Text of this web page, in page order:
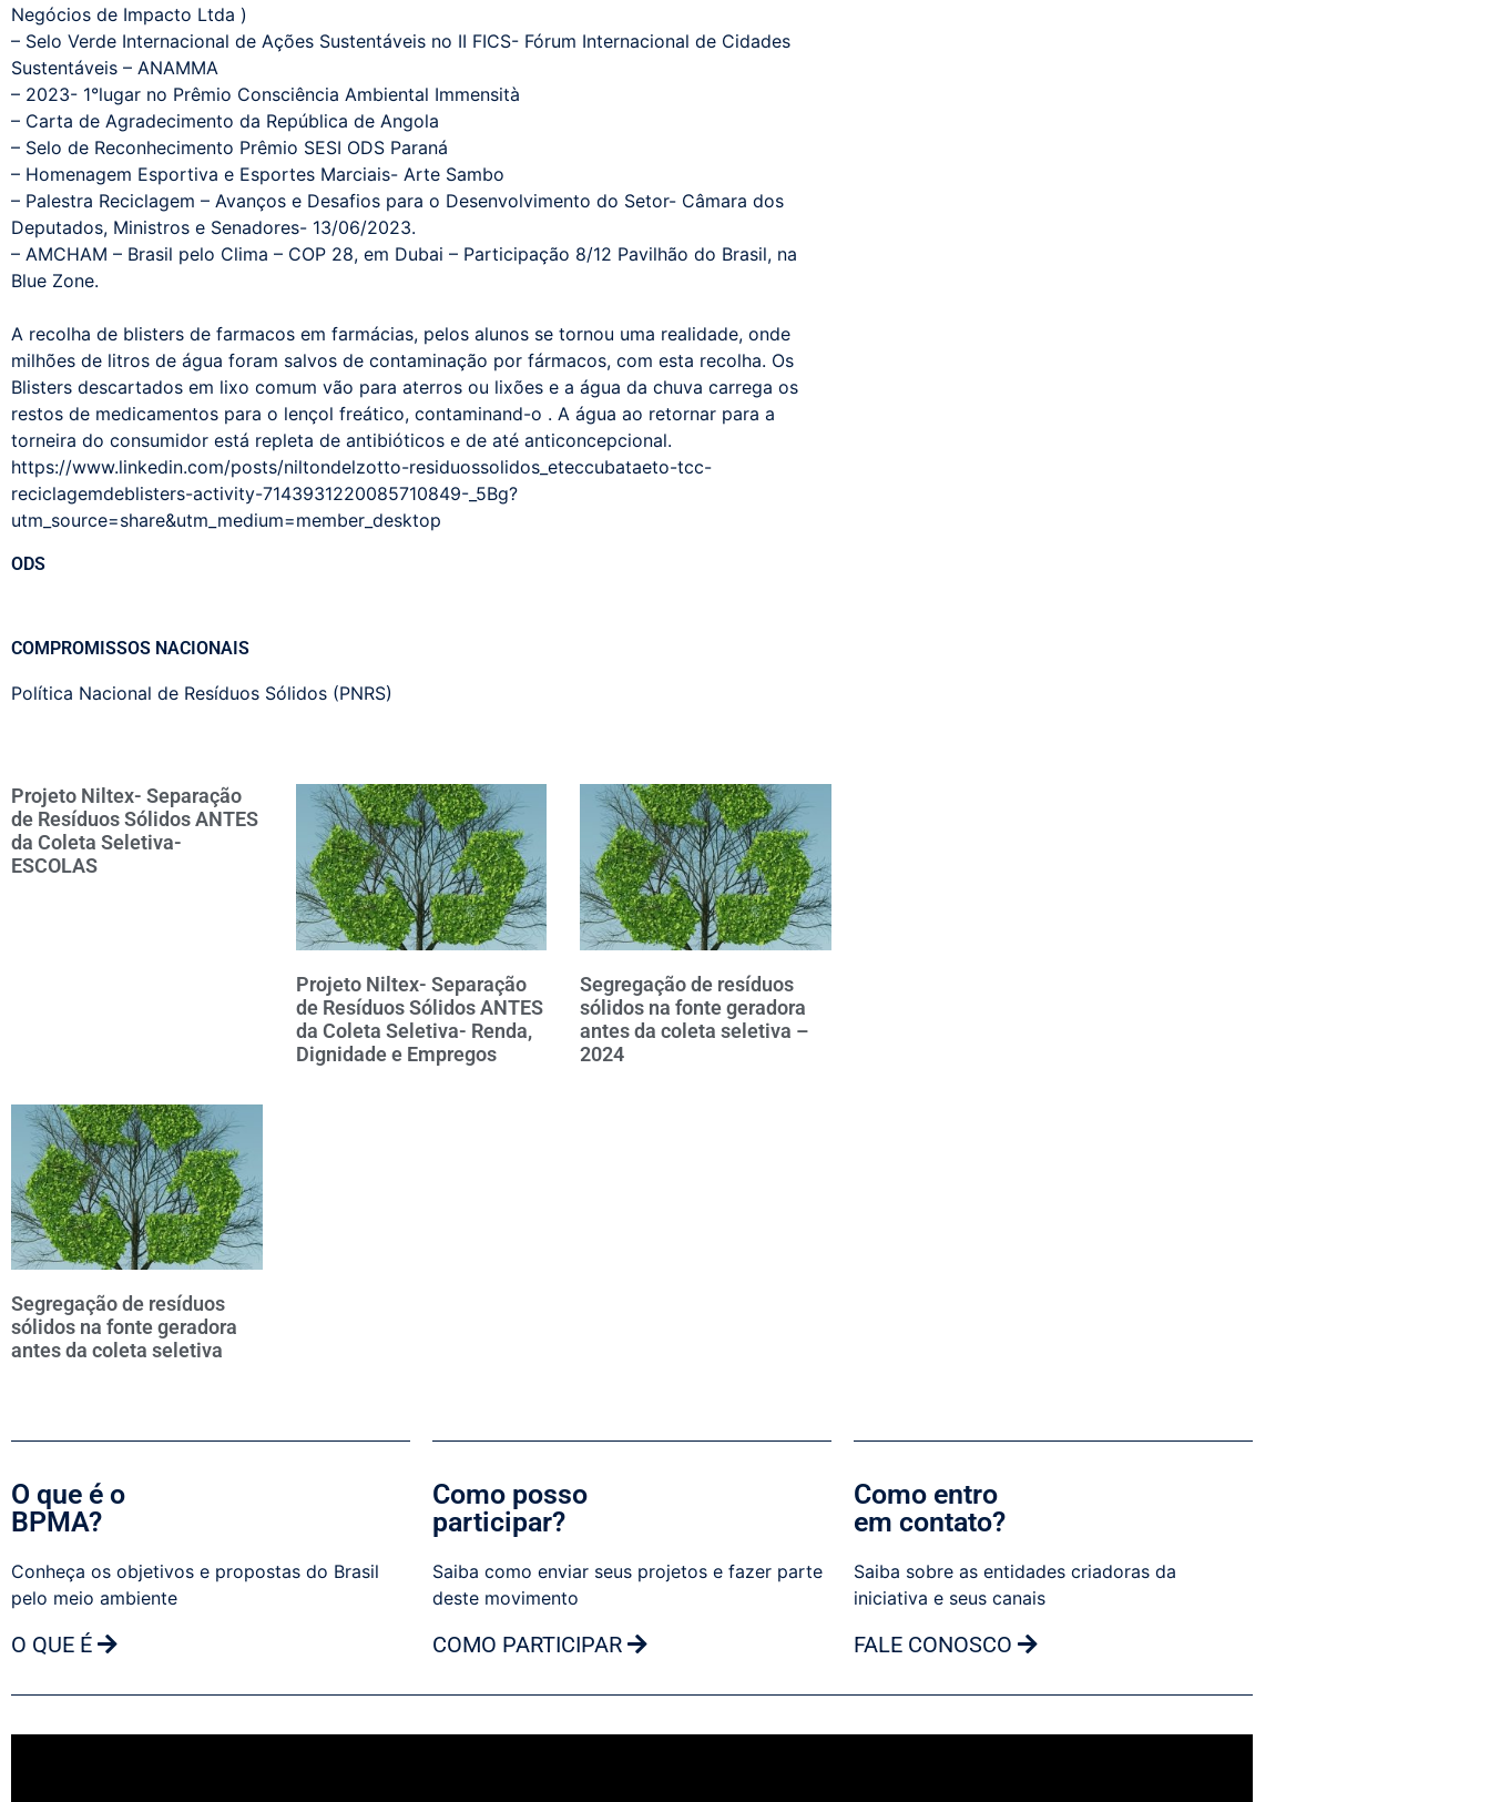
Negócios de Impacto Ltda )
– Selo Verde Internacional de Ações Sustentáveis no II FICS- Fórum Internacional de Cidades
Sustentáveis – ANAMMA
– 2023- 1°lugar no Prêmio Consciência Ambiental Immensità
– Carta de Agradecimento da República de Angola
– Selo de Reconhecimento Prêmio SESI ODS Paraná
– Homenagem Esportiva e Esportes Marciais- Arte Sambo
– Palestra Reciclagem – Avanços e Desafios para o Desenvolvimento do Setor- Câmara dos
Deputados, Ministros e Senadores- 13/06/2023.
– AMCHAM – Brasil pelo Clima – COP 28, em Dubai – Participação 8/12 Pavilhão do Brasil, na
Blue Zone.
A recolha de blisters de farmacos em farmácias, pelos alunos se tornou uma realidade, onde
milhões de litros de água foram salvos de contaminação por fármacos, com esta recolha. Os
Blisters descartados em lixo comum vão para aterros ou lixões e a água da chuva carrega os
restos de medicamentos para o lençol freático, contaminand-o . A água ao retornar para a
torneira do consumidor está repleta de antibióticos e de até anticoncepcional.
https://www.linkedin.com/posts/niltondelzotto-residuossolidos_eteccubataeto-tcc-
reciclagemdeblisters-activity-7143931220085710849-_5Bg?
utm_source=share&utm_medium=member_desktop
ODS
COMPROMISSOS NACIONAIS
Política Nacional de Resíduos Sólidos (PNRS)
Projeto Niltex- Separação
de Resíduos Sólidos ANTES
da Coleta Seletiva-
ESCOLAS
Projeto Niltex- Separação
de Resíduos Sólidos ANTES
da Coleta Seletiva- Renda,
Dignidade e Empregos
Segregação de resíduos
sólidos na fonte geradora
antes da coleta seletiva –
2024
Segregação de resíduos
sólidos na fonte geradora
antes da coleta seletiva
O que é o
BPMA?
Conheça os objetivos e propostas do Brasil
pelo meio ambiente
O QUE É
Como posso
participar?
Saiba como enviar seus projetos e fazer parte
deste movimento
COMO PARTICIPAR
Como entro
em contato?
Saiba sobre as entidades criadoras da
iniciativa e seus canais
FALE CONOSCO